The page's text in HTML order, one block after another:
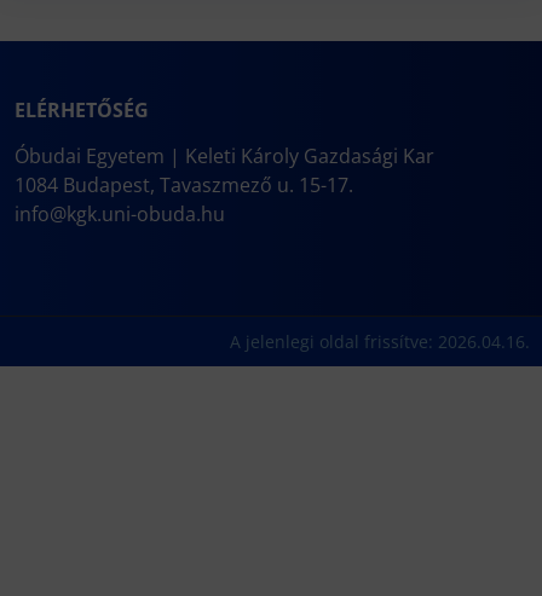
ELÉRHETŐSÉG
Óbudai Egyetem | Keleti Károly Gazdasági Kar
1084 Budapest, Tavaszmező u. 15-17.
info@kgk.uni-obuda.hu
A jelenlegi oldal frissítve: 2026.04.16.